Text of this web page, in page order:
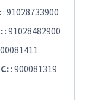
: 91028733900
: 91028482900
: 900081319